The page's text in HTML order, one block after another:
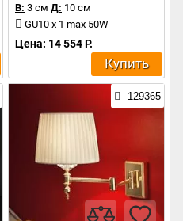
В: 3 см Д: 10 см
GU10 x 1 max 50W
Цена: 14 554 Р.
Купить
129365